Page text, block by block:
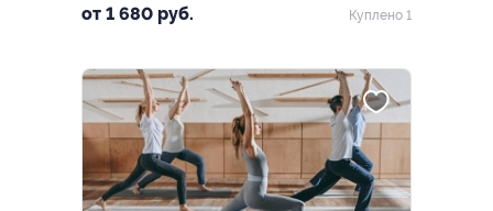
от 1 680 руб. Куплено 1